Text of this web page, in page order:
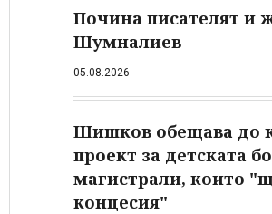
Почина писателят и
Шумналиев
05.08.2026
Шишков обещава до
проект за детската
магистрали, които
концесия"